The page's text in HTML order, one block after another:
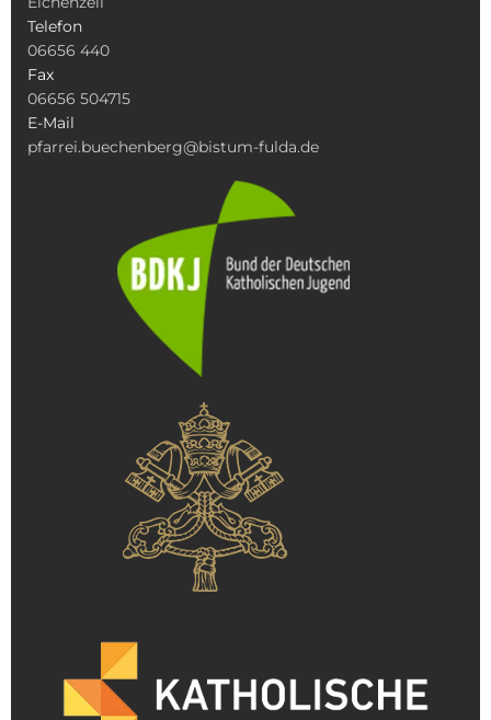
Telefon
06656 440
Fax
06656 504715
E-Mail
pfarrei.buechenberg@bistum-fulda.de